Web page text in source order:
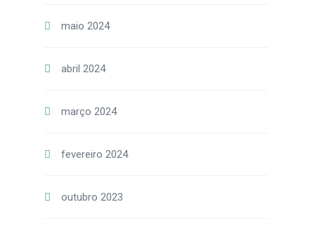
maio 2024
abril 2024
março 2024
fevereiro 2024
outubro 2023